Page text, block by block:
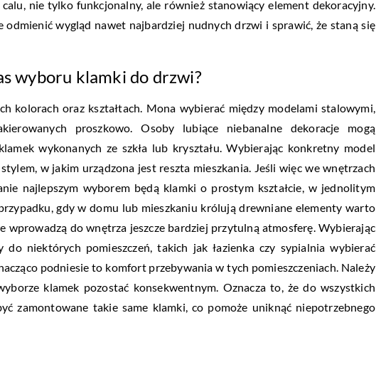
nie tylko funkcjonalny, ale również stanowiący element dekoracyjny.
odmienić wygląd nawet najbardziej nudnych drzwi i sprawić, że staną się
wyboru klamki do drzwi?
kolorach oraz kształtach. Mona wybierać między modelami stalowymi,
proszkowo. Osoby lubiące niebanalne dekoracje mogą
wykonanych ze szkła lub kryształu. Wybierając konkretny model
w jakim urządzona jest reszta mieszkania. Jeśli więc we wnętrzach
najlepszym wyborem będą klamki o prostym kształcie, w jednolitym
gdy w domu lub mieszkaniu królują drewniane elementy warto
wprowadzą do wnętrza jeszcze bardziej przytulną atmosferę. Wybierając
niektórych pomieszczeń, takich jak łazienka czy sypialnia wybierać
podniesie to komfort przebywania w tych pomieszczeniach. Należy
klamek pozostać konsekwentnym. Oznacza to, że do wszystkich
zamontowane takie same klamki, co pomoże uniknąć niepotrzebnego